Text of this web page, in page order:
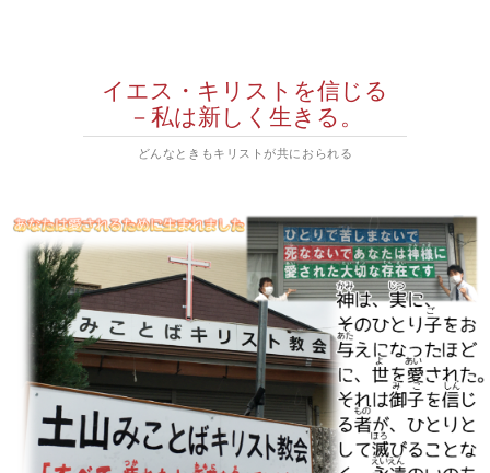
イエス・キリストを信じる
－私は新しく生きる。
どんなときもキリストが共におられる